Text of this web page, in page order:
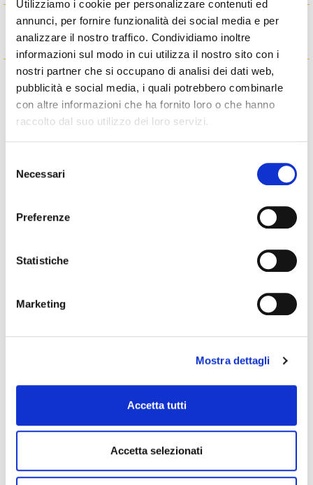
Utilizziamo i cookie per personalizzare contenuti ed
annunci, per fornire funzionalità dei social media e per
analizzare il nostro traffico. Condividiamo inoltre
informazioni sul modo in cui utilizza il nostro sito con i
nostri partner che si occupano di analisi dei dati web,
pubblicità e social media, i quali potrebbero combinarle
con altre informazioni che ha fornito loro o che hanno
raccolto dal suo utilizzo dei loro servizi.
delNecessari
Preferenze
Statistiche
Marketing
Mostra dettagli
Accetta tutti
Accetta selezionati
Articoli correlati
Il sistema finanziario e l’industria